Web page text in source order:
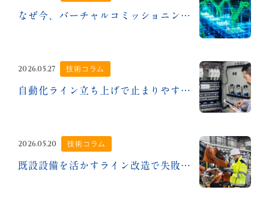
なぜ今、バーチャルコミッショニングが重要なのか
2026.05.27 技術コラム
自動化ライン立ち上げで止まりやすいのは？
2026.05.20 技術コラム
既設設備を活かすライン改造で失敗しないために